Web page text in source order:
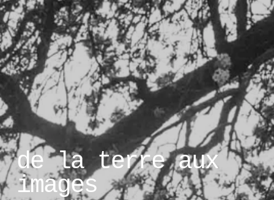
de la terre aux
images